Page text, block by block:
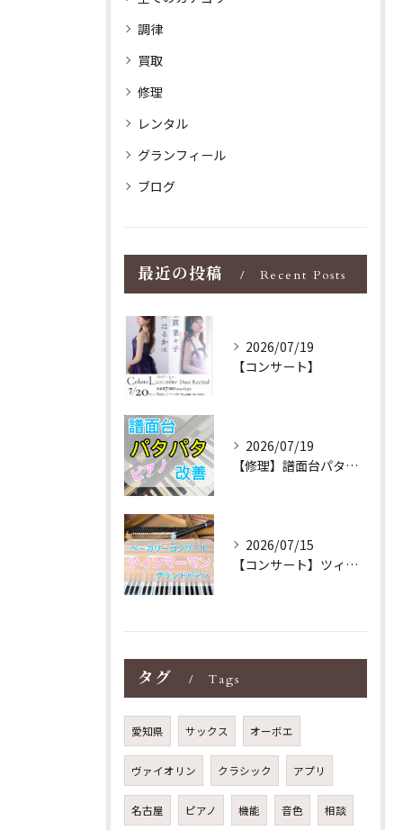
調律
買取
修理
レンタル
グランフィール
ブログ
最近の投稿 Recent Posts
2026/07/19
【コンサート】
2026/07/19
【修理】譜面台パタパタを改善！ストレス解消！
2026/07/15
【コンサート】ツィンマーマンのグランドピアノ♪木目猫足グラン...
タグ Tags
愛知県 サックス オーボエ
ヴァイオリン クラシック アプリ
名古屋 ピアノ 機能 音色 相談